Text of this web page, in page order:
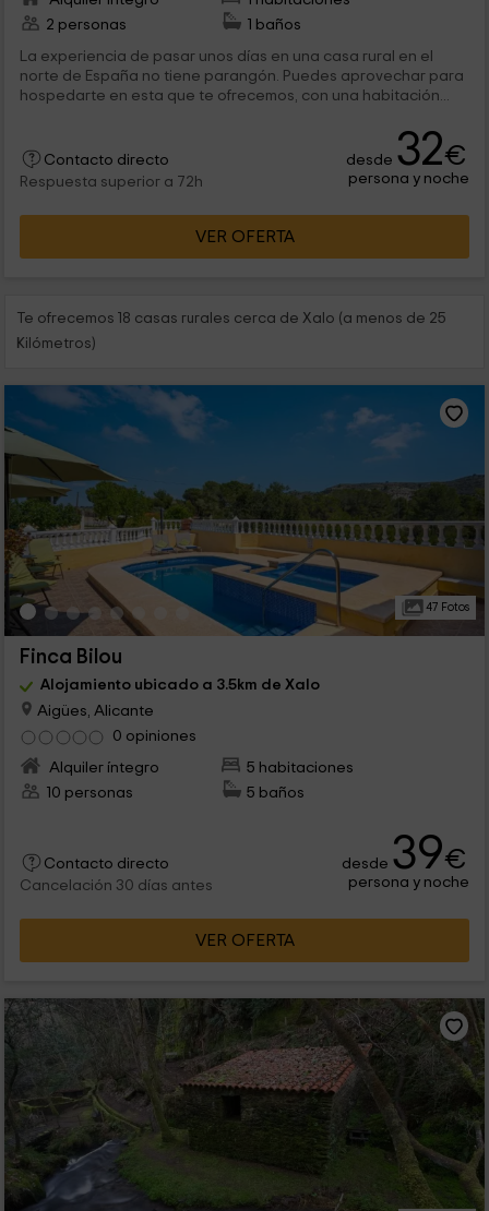
2 personas
1 baños
La experiencia de pasar unos días en una casa rural en el
norte de España no tiene parangón. Puedes aprovechar para
hospedarte en esta que te ofrecemos, con una habitación...
Contacto directo
Respuesta superior a 72h
desde 32€
persona y noche
VER OFERTA
Te ofrecemos 18 casas rurales cerca de Xalo (a menos de 25
Kilómetros)
47 Fotos
Finca Bilou
Alojamiento ubicado a 3.5km de Xalo
Aigües, Alicante
0 opiniones
Alquiler íntegro
5 habitaciones
10 personas
5 baños
Contacto directo
Cancelación 30 días antes
desde 39€
persona y noche
VER OFERTA